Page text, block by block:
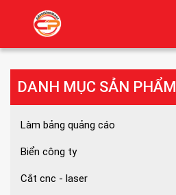
DANH MỤC SẢN PHẨM
Làm bảng quảng cáo
Biển công ty
Cắt cnc - laser